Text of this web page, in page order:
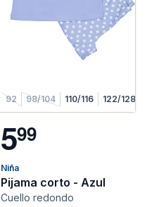
92 98/104 110/116 122/128
599
Niña
Pijama corto - Azul
Cuello redondo